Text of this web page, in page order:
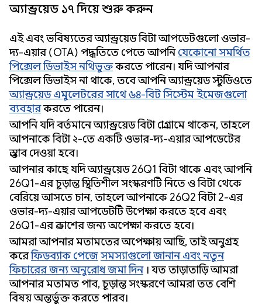
অ্যান্ড্রয়েড ১৭ দিয়ে শুরু করুন
এই এবং ভবিষ্যতের অ্যান্ড্রয়েড বিটা আপডেটগুলো ওভার-
দ্য-এয়ার (OTA) পদ্ধতিতে পেতে আপনিযেকোনো সমর্থিত
পিক্সেল ডিভাইস নথিভুক্তকরতে পারেন। যদি আপনার
পিক্সেল ডিভাইস না থাকে, তবে আপনি অ্যান্ড্রয়েড স্টুডিওতে
অ্যান্ড্রয়েড এমুলেটরের সাথে ৬৪-বিট সিস্টেম ইমেজগুলো
ব্যবহারকরতে পারেন।
আপনি যদি বর্তমানে অ্যান্ড্রয়েড বিটা প্রোগ্রামে থাকেন, তাহলে
আপনাকে বিটা ২-তে একটি ওভার-দ্য-এয়ার আপডেটের
প্রস্তাব দেওয়া হবে।
আপনার কাছে যদি অ্যান্ড্রয়েড 26Q1 বিটা থাকে এবং আপনি
26Q1-এর চূড়ান্ত স্থিতিশীল সংস্করণটি নিতে ও বিটা থেকে
বেরিয়ে আসতে চান, তাহলে আপনাকে 26Q2 বিটা 2-এর
ওভার-দ্য-এয়ার আপডেটটি উপেক্ষা করতে হবে এবং
26Q1-এর প্রকাশের জন্য অপেক্ষা করতে হবে।
আমরা আপনার মতামতের অপেক্ষায় আছি, তাই অনুগ্রহ
করেফিডব্যাক পেজেসমস্যাগুলো জানান এবং নতুন
ফিচারের জন্য অনুরোধ জমা দিন। যত তাড়াতাড়ি আমরা
আপনার মতামত পাব, চূড়ান্ত সংস্করণে আমরা তত বেশি
বিষয় অন্তর্ভুক্ত করতে পারব।